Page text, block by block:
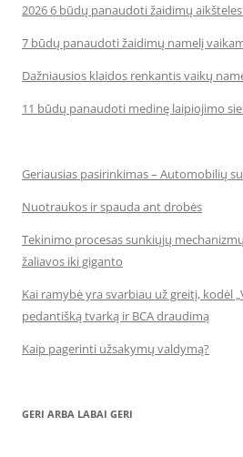
2026 6 būdų panaudoti žaidimų
7 būdų panaudoti žaidimų namelį
Dažniausios klaidos renkantis vaikų
11 būdų panaudoti medinę laipiojimo
Geriausias pasirinkimas – Automobilių
Nuotraukos ir spauda ant drobės
Tekinimo procesas sunkiųjų
žaliavos iki giganto
Kai ramybė yra svarbiau už greitį, kodėl
pedantišką tvarką ir BCA draudimą
Kaip pagerinti užsakymų valdymą?
GERI ARBA LABAI GERI